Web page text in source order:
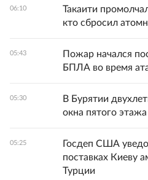
06:10
Такаити
кто сбросил
05:43
Пожар начался
БПЛА во время
05:30
В Бурятии
окна пятого этажа
05:25
Госдеп США
поставках Киеву
Турции